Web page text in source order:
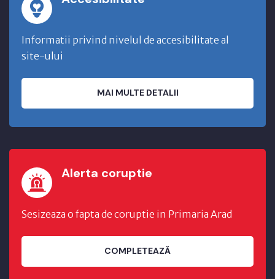
Informatii privind nivelul de accesibilitate al
site-ului
MAI MULTE DETALII
Alerta coruptie
Sesizeaza o fapta de coruptie in Primaria Arad
COMPLETEAZĂ